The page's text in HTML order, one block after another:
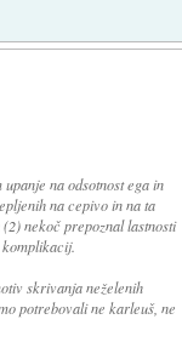
na odsotnost ega in
na cepivo in na ta
nekoč prepoznal lastnosti
skrivanja neželenih
potrebovali ne karleuš, ne